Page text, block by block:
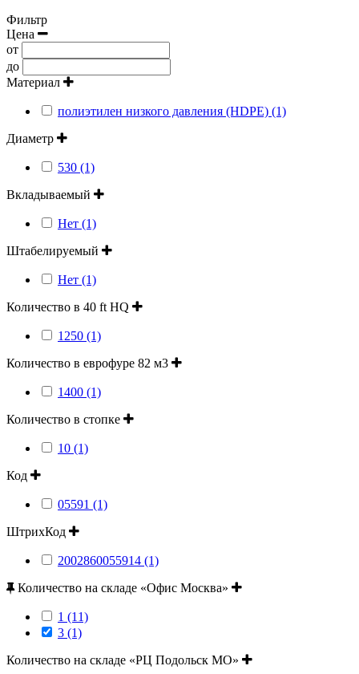
Фильтр
Цена
от
до
Материал
полиэтилен низкого давления (HDPE) (1)
Диаметр
530 (1)
Вкладываемый
Нет (1)
Штабелируемый
Нет (1)
Количество в 40 ft HQ
1250 (1)
Количество в еврофуре 82 м3
1400 (1)
Количество в стопке
10 (1)
Код
05591 (1)
ШтрихКод
2002860055914 (1)
Количество на складе «Офис Москва»
1 (11)
3 (1)
Количество на складе «РЦ Подольск МО»